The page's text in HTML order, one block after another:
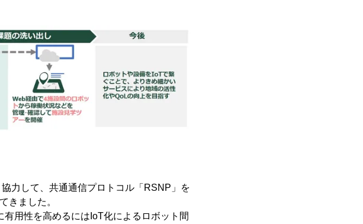
力して、共通通信プロトコル「RSNP」を
きました。
用性を高めるにはIoT化によるロボット間